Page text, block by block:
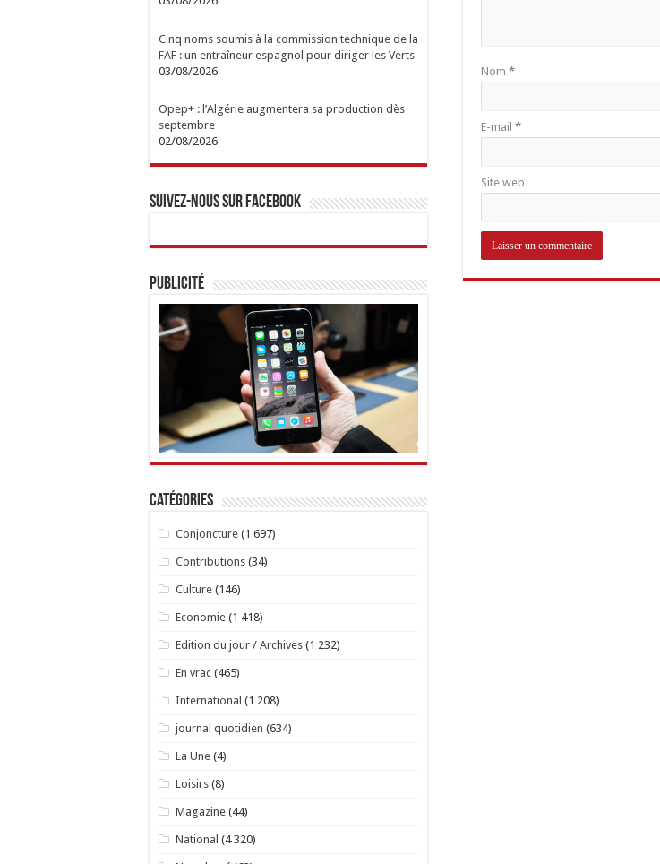
Nom *
E-mail *
Site web
Cinq noms soumis à la commission technique de la
FAF : un entraîneur espagnol pour diriger les Verts
03/08/2026
Opep+ : l’Algérie augmentera sa production dès
septembre
02/08/2026
Suivez-nous sur Facebook
Publicité
Catégories
Conjoncture(1 697)
Contributions(34)
Culture(146)
Economie(1 418)
Edition du jour / Archives(1 232)
En vrac(465)
International (1 208)
journal quotidien (634)
La Une(4)
Loisirs(8)
Magazine(44)
National (4 320)